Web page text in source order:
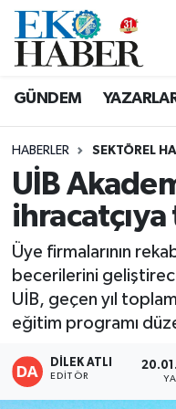
GÜNDEM
HABERLER SEKTÖREL
UİB
Üye firmalarının
becerilerini
UİB, geçen yıl
eğitim programı
DİLEK ATLI
EDITÖR
Hava Durumu
Tüm Manşetler
Son Dakika
Haber Arşivi